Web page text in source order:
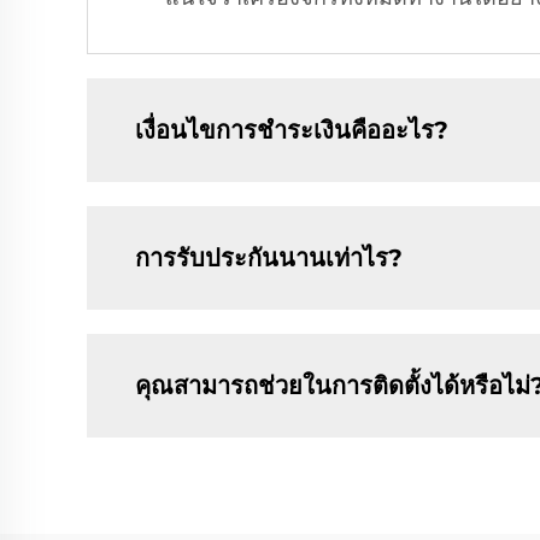
เงื่อนไขการชำระเงินคืออะไร?
การรับประกันนานเท่าไร?
คุณสามารถช่วยในการติดตั้งได้หรือไม่